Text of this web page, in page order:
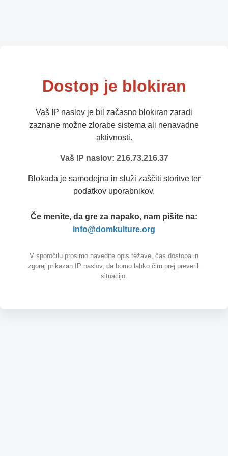
Dostop je blokiran
Vaš IP naslov je bil začasno blokiran zaradi
zaznane možne zlorabe sistema ali nenavadne
aktivnosti.
Vaš IP naslov: 216.73.216.37
Blokada je samodejna in služi zaščiti storitve ter
podatkov uporabnikov.
Če menite, da gre za napako, nam pišite na:
info@domkulture.org
V sporočilu prosimo navedite opis težave, čas dostopa in
zgoraj prikazan IP naslov, da bomo lahko čim prej preverili
situacijo.